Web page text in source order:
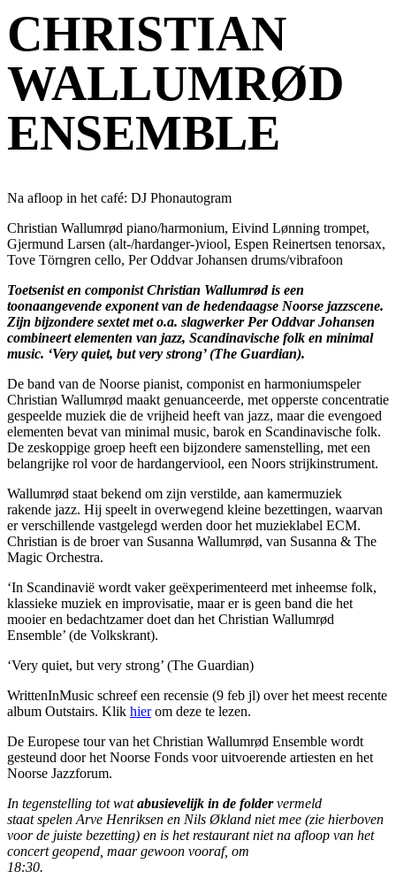
CHRISTIAN
WALLUMRØD
ENSEMBLE
Na afloop in het café: DJ Phonautogram
Christian Wallumrød piano/harmonium, Eivind Lønning trompet,
Gjermund Larsen (alt-/hardanger-)viool, Espen Reinertsen tenorsax,
Tove Törngren cello, Per Oddvar Johansen drums/vibrafoon
Toetsenist en componist Christian Wallumrød is een
toonaangevende exponent van de hedendaagse Noorse jazzscene.
Zijn bijzondere sextet met o.a. slagwerker Per Oddvar Johansen
combineert elementen van jazz, Scandinavische folk en minimal
music. ‘Very quiet, but very strong’ (The Guardian).
De band van de Noorse pianist, componist en harmoniumspeler
Christian Wallumrød maakt genuanceerde, met opperste concentratie
gespeelde muziek die de vrijheid heeft van jazz, maar die evengoed
elementen bevat van minimal music, barok en Scandinavische folk.
De zeskoppige groep heeft een bijzondere samenstelling, met een
belangrijke rol voor de hardangerviool, een Noors strijkinstrument.
Wallumrød staat bekend om zijn verstilde, aan kamermuziek
rakende jazz. Hij speelt in overwegend kleine bezettingen, waarvan
er verschillende vastgelegd werden door het muzieklabel ECM.
Christian is de broer van Susanna Wallumrød, van Susanna & The
Magic Orchestra.
‘In Scandinavië wordt vaker geëxperimenteerd met inheemse folk,
klassieke muziek en improvisatie, maar er is geen band die het
mooier en bedachtzamer doet dan het Christian Wallumrød
Ensemble’ (de Volkskrant).
‘Very quiet, but very strong’ (The Guardian)
WrittenInMusic schreef een recensie (9 feb jl) over het meest recente
album Outstairs. Klik hierom deze te lezen.
De Europese tour van het Christian Wallumrød Ensemble wordt
gesteund door het Noorse Fonds voor uitvoerende artiesten en het
Noorse Jazzforum.
In tegenstelling tot watabusievelijk in de foldervermeld
staat spelen Arve Henriksen en Nils Økland niet mee (zie hierboven
voor de juiste bezetting) en is het restaurant niet na afloop van het
concert geopend, maar gewoon vooraf, om
18:30.